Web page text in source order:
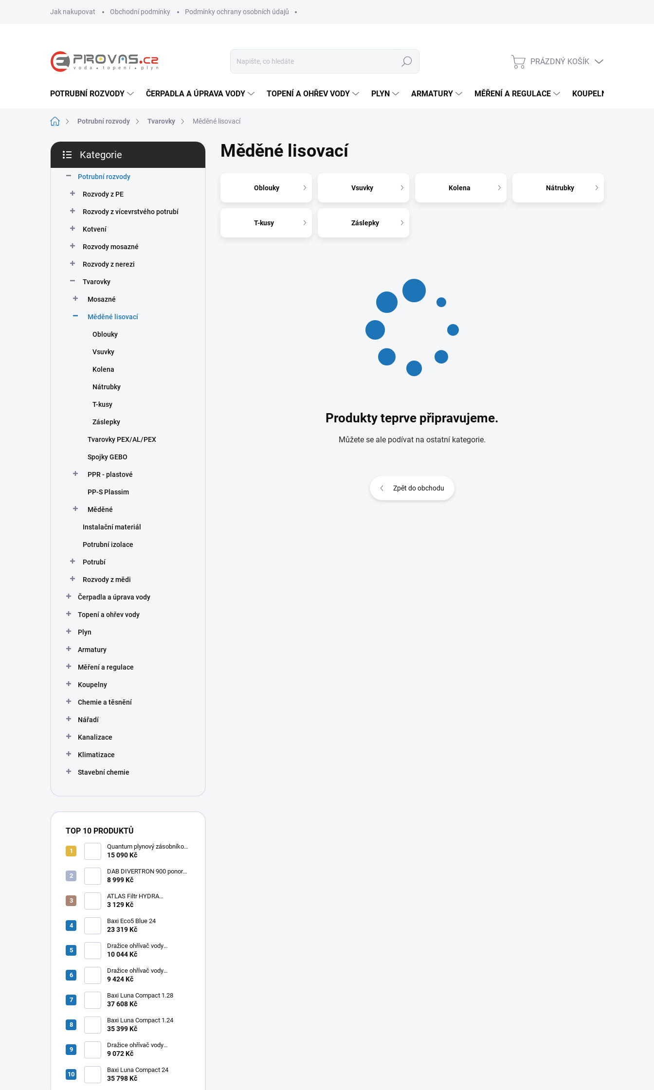
Jak nakupovat Obchodní podmínky Podmínky ochrany osobních údajů
Hledat
NÁKUPNÍ
PRÁZDNÝ KOŠÍK
POTRUBNÍ ROZVODY ČERPADLA A ÚPRAVA VODY TOPENÍ A OHŘEV VODY PLYN ARMATURY MĚŘENÍ A REGULACE KOUPELNY
Domů Potrubní rozvody Tvarovky Měděné lisovací
P
s
kategorie
Kategorie
Potrubní rozvody
Rozvody z PE
Rozvody z vícevrstvého potrubí
Kotvení
Rozvody mosazné
Rozvody z nerezi
Tvarovky
Mosazné
Měděné lisovací
Oblouky
Vsuvky
Kolena
Nátrubky
T-kusy
Záslepky
Tvarovky PEX/AL/PEX
Spojky GEBO
PPR - plastové
PP-S Plassim
Měděné
Instalační materiál
Potrubní izolace
Potrubí
Rozvody z mědi
Čerpadla a úprava vody
Topení a ohřev vody
Plyn
Armatury
Měření a regulace
Koupelny
Chemie a těsnění
Nářadí
Kanalizace
Klimatizace
Stavební chemie
TOP 10 PRODUKTŮ
Quantum plynový zásobníkový
ohřívač Q7 EU 30 NORS/E 115l
15 090 Kč
DAB DIVERTRON 900 ponorné
6" čerpadlo do vrtů a studní
8 999 Kč
ATLAS Filtr HYDRA
RAINMASTER TRIO RSH 1" +
3 129 Kč
Baxi Eco5 Blue 24
23 319 Kč
Dražice ohřívač vody
elektrický svislý OKHE ONE/E
10 044 Kč
Dražice ohřívač vody
elektrický svislý OKHE ONE/E
9 424 Kč
Baxi Luna Compact 1.28
37 608 Kč
Baxi Luna Compact 1.24
35 399 Kč
Dražice ohřívač vody
elektrický svislý OKHE ONE/E
9 072 Kč
Baxi Luna Compact 24
35 798 Kč
Měděné lisovací
Oblouky Vsuvky Kolena Nátrubky
T-kusy Záslepky
Produkty teprve připravujeme.
Můžete se ale podívat na ostatní kategorie.
Zpět do obchodu